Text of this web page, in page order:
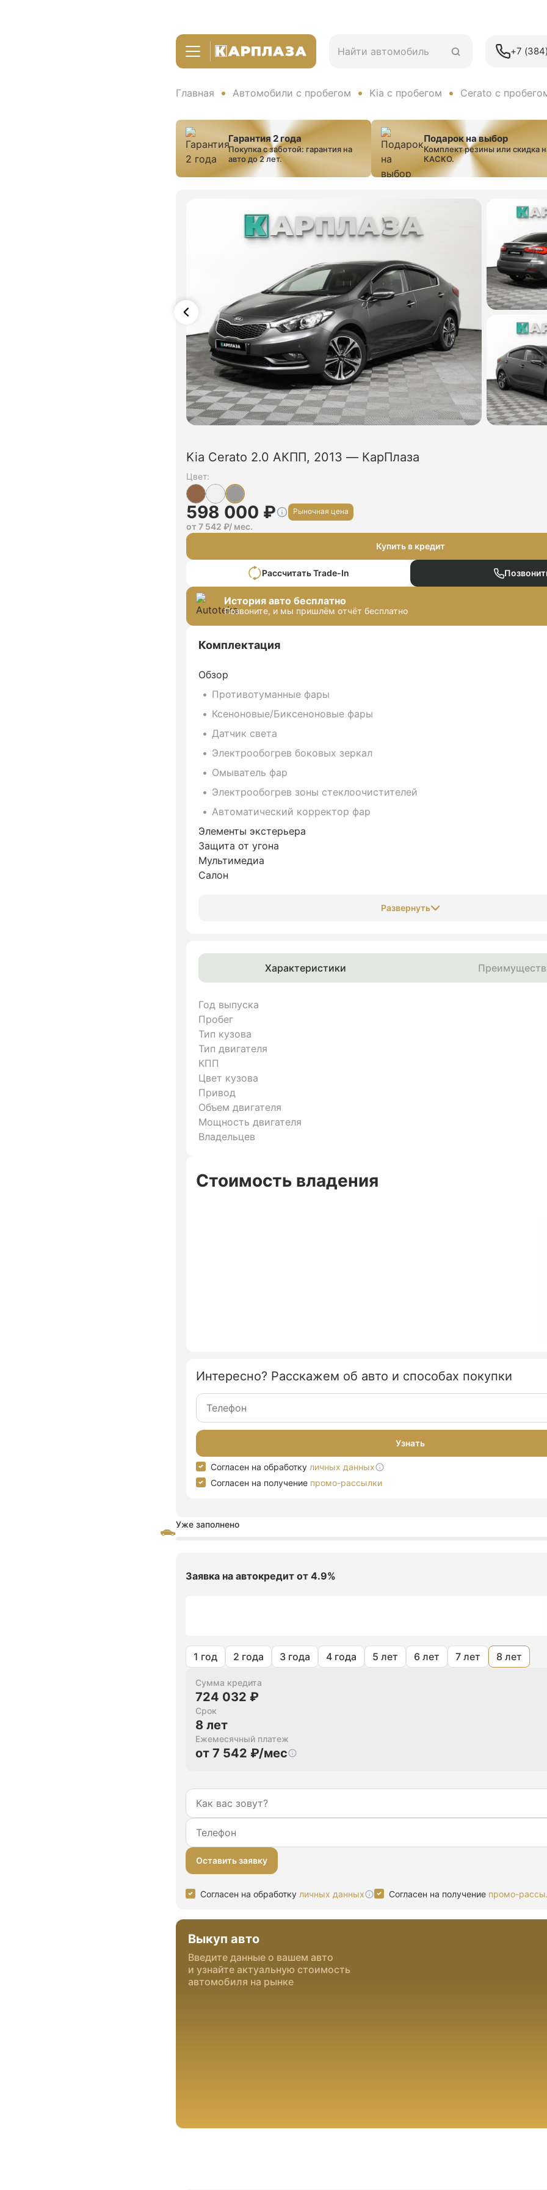
+7
Главная Автомобили с пробегом Kia с пробегом Cerato с
Гарантия 2 года
Покупка с заботой: гарантия на
авто до 2 лет.
Подарок на выбор
Комплект резины или скидка
КАСКО.
Kia Cerato 2.0 АКПП, 2013 — КарПлаза
Цвет:
598 000 ₽ Рыночная цена
от 7 542 ₽/ мес.
Купить в кредит
Рассчитать Trade-In
История авто бесплатно
Позвоните, и мы пришлём отчёт бесплатно
Комплектация
Обзор
Противотуманные фары
Ксеноновые/Биксеноновые фары
Датчик света
Электрообогрев боковых зеркал
Омыватель фар
Электрообогрев зоны стеклоочистителей
Автоматический корректор фар
Элементы экстерьера
Защита от угона
Мультимедиа
Салон
Развернуть
Характеристики
Год выпуска
Пробег
Тип кузова
Тип двигателя
КПП
Цвет кузова
Привод
Объем двигателя
Мощность двигателя
Владельцев
Стоимость владения
Интересно? Расскажем об авто и способах покупки
Узнать
Согласен на обработку личных данных
Согласен на получение промо-рассылки
Уже заполнено
Заявка на автокредит от 4.9%
1 год 2 года 3 года 4 года 5 лет 6 лет 7 лет 8 лет
Сумма кредита
724 032 ₽
Срок
8 лет
Ежемесячный платеж
от 7 542 ₽/мес
Оставить заявку
Согласен на обработку личных данных Согласен на получение промо-
Выкуп авто
Введите данные о вашем авто
и узнайте актуальную стоимость
автомобиля на рынке